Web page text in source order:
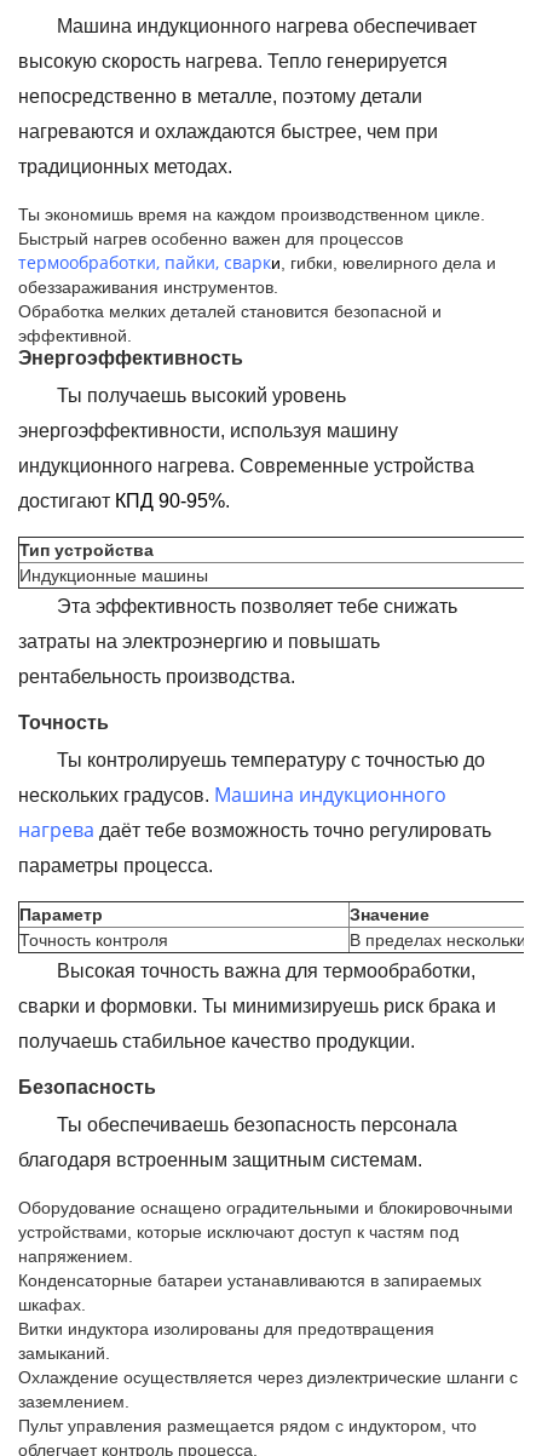
Машина индукционного нагрева обеспечивает
высокую скорость нагрева. Тепло генерируется
непосредственно в металле, поэтому детали
нагреваются и охлаждаются быстрее, чем при
традиционных методах.
Ты экономишь время на каждом производственном цикле.
Быстрый нагрев особенно важен для процессов
термообработки, пайки, сварки , гибки, ювелирного дела и
обеззараживания инструментов.
Обработка мелких деталей становится безопасной и
эффективной.
Энергоэффективность
Ты получаешь высокий уровень
энергоэффективности, используя машину
индукционного нагрева. Современные устройства
достигают КПД 90-95%.
Тип устройства
Индукционные машины
Эта эффективность позволяет тебе снижать
затраты на электроэнергию и повышать
рентабельность производства.
Точность
Ты контролируешь температуру с точностью до
нескольких градусов. Машина индукционного
нагрева даёт тебе возможность точно регулировать
параметры процесса.
Параметр
Значение
Точность контроля
В пределах нескольких
Высокая точность важна для термообработки,
сварки и формовки. Ты минимизируешь риск брака и
получаешь стабильное качество продукции.
Безопасность
Ты обеспечиваешь безопасность персонала
благодаря встроенным защитным системам.
Оборудование оснащено оградительными и блокировочными
устройствами, которые исключают доступ к частям под
напряжением.
Конденсаторные батареи устанавливаются в запираемых
шкафах.
Витки индуктора изолированы для предотвращения
замыканий.
Охлаждение осуществляется через диэлектрические шланги с
заземлением.
Пульт управления размещается рядом с индуктором, что
облегчает контроль процесса.